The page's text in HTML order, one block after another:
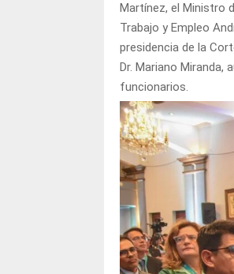
Martínez, el Ministro
Trabajo y Empleo
presidencia de la
Dr. Mariano Miranda,
funcionarios.